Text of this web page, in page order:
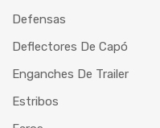
Defensas
Deflectores De Capó
Enganches De Trailer
Estribos